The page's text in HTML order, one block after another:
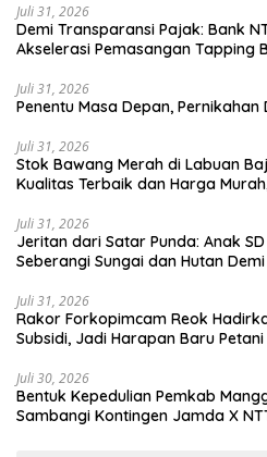
Juli 31, 2026
​Demi Transparansi Pajak: Bank
Akselerasi Pemasangan Tapping
Juli 31, 2026
Penentu Masa Depan,
Juli 31, 2026
Stok Bawang Merah di Labuan
Kualitas Terbaik dan Harga
Juli 31, 2026
Jeritan dari Satar Punda: Anak
Seberangi Sungai dan Hutan
Juli 31, 2026
Rakor Forkopimcam Reok
Subsidi, Jadi Harapan Baru
Juli 30, 2026
Bentuk Kepedulian Pemkab
Sambangi Kontingen Jamda X